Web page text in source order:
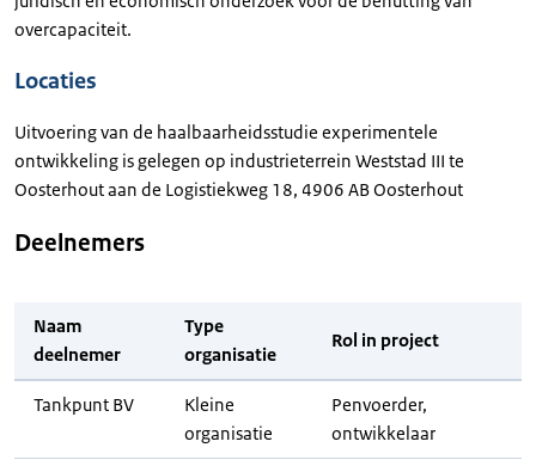
overcapaciteit.
Locaties
Uitvoering van de haalbaarheidsstudie experimentele
ontwikkeling is gelegen op industrieterrein Weststad III te
Oosterhout aan de Logistiekweg 18, 4906 AB Oosterhout
Deelnemers
Naam
deelnemer
Type
organisatie
Rol in project
Tankpunt BV
Kleine
organisatie
Penvoerder,
ontwikkelaar